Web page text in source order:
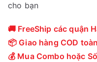
cho bạn
🚚 FreeShip các quận
📦 Giao hàng COD
💰 Mua Combo hoặc